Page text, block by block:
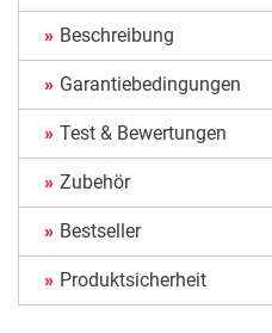
Beschreibung
Garantiebedingungen
Test & Bewertungen
Zubehör
Bestseller
Produktsicherheit